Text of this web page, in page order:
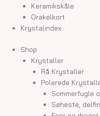
Keramikskåle
Orakelkort
Krystalindex
Shop
Krystaller
Rå Krystaller
Polerede
Sommerfugle
Søheste,